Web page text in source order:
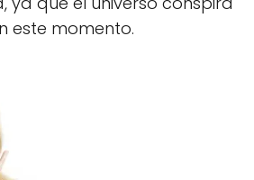
este momento.